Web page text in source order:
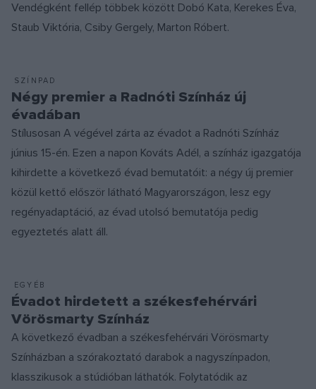
Vendégként fellép többek között Dobó Kata, Kerekes Éva,
Staub Viktória, Csiby Gergely, Marton Róbert.
SZÍNPAD
Négy premier a Radnóti Színház új
évadában
Stílusosan A végével zárta az évadot a Radnóti Színház
június 15-én. Ezen a napon Kováts Adél, a színház igazgatója
kihirdette a következő évad bemutatóit: a négy új premier
közül kettő először látható Magyarországon, lesz egy
regényadaptáció, az évad utolsó bemutatója pedig
egyeztetés alatt áll.
EGYÉB
Évadot hirdetett a székesfehérvári
Vörösmarty Színház
A következő évadban a székesfehérvári Vörösmarty
Színházban a szórakoztató darabok a nagyszínpadon,
klasszikusok a stúdióban láthatók. Folytatódik az